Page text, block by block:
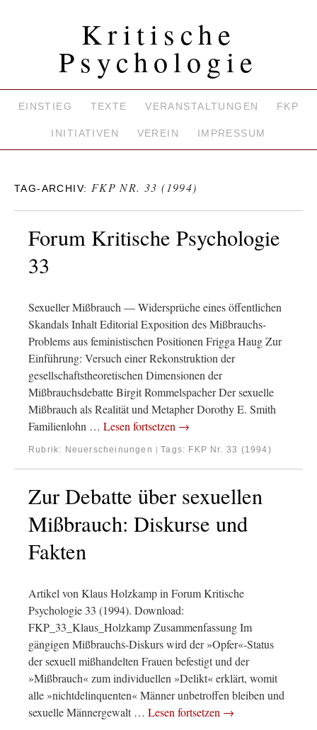
Kritische
Psychologie
EINSTIEG TEXTE VERANSTALTUNGEN FKP
INITIATIVEN VEREIN IMPRESSUM
TAG-ARCHIV: FKP NR. 33 (1994)
Forum Kritische Psychologie
33
Sexueller Mißbrauch — Widersprüche eines öffentlichen
Skandals Inhalt Editorial Exposition des Mißbrauchs-
Problems aus feministischen Positionen Frigga Haug Zur
Einführung: Versuch einer Rekonstruktion der
gesellschaftstheoretischen Dimensionen der
Mißbrauchsdebatte Birgit Rommelspacher Der sexuelle
Mißbrauch als Realität und Metapher Dorothy E. Smith
Familienlohn … Lesen fortsetzen →
Rubrik: Neuerscheinungen | Tags: FKP Nr. 33 (1994)
Zur Debatte über sexuellen
Mißbrauch: Diskurse und
Fakten
Artikel von Klaus Holzkamp in Forum Kritische
Psychologie 33 (1994). Download:
FKP_33_Klaus_Holzkamp Zusammenfassung Im
gängigen Mißbrauchs-Diskurs wird der »Opfer«-Status
der sexuell mißhandelten Frauen befestigt und der
»Mißbrauch« zum individuellen »Delikt« erklärt, womit
alle »nichtdelinquenten« Männer unbetroffen bleiben und
sexuelle Männergewalt … Lesen fortsetzen →